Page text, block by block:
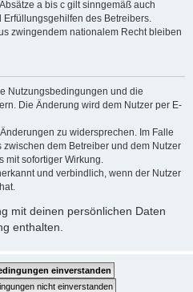
a bis c gilt sinngemäß auch
des Betreibers.
zwingendem nationalem Recht bleiben
Nutzungsbedingungen und die
Die Änderung wird dem Nutzer per E-
zu widersprechen. Im Falle
dem Betreiber und dem Nutzer
mit sofortiger Wirkung.
und verbindlich, wenn der Nutzer
mit deinen persönlichen Daten
enthalten.